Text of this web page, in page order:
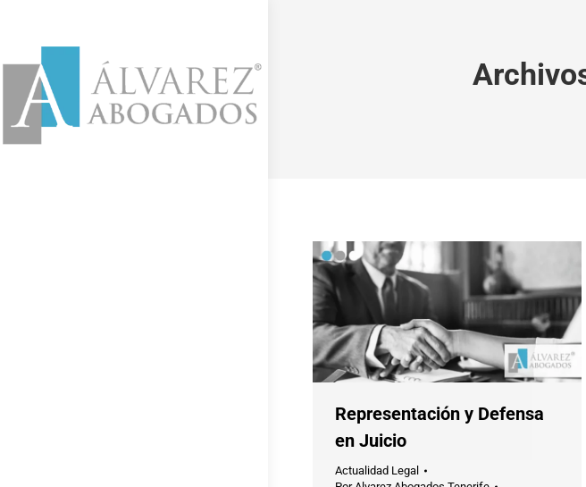
Representación y Defensa
en Juicio
Actualidad Legal